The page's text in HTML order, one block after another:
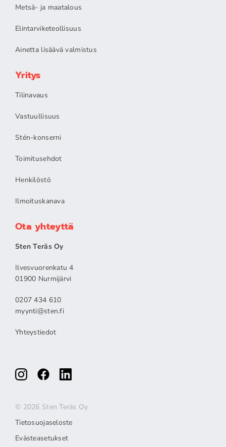
Metsä- ja maatalous
Elintarviketeollisuus
Ainetta lisäävä valmistus
Yritys
Tilinavaus
Vastuullisuus
Stén-konserni
Toimitusehdot
Henkilöstö
Ilmoituskanava
Ota yhteyttä
Sten Teräs Oy
Ilvesvuorenkatu 4
01900 Nurmijärvi
0207 434 610
myynti@sten.fi
Yhteystiedot
© 2026 Sten Teräs Oy
Tietosuojaseloste
Evästeasetukset